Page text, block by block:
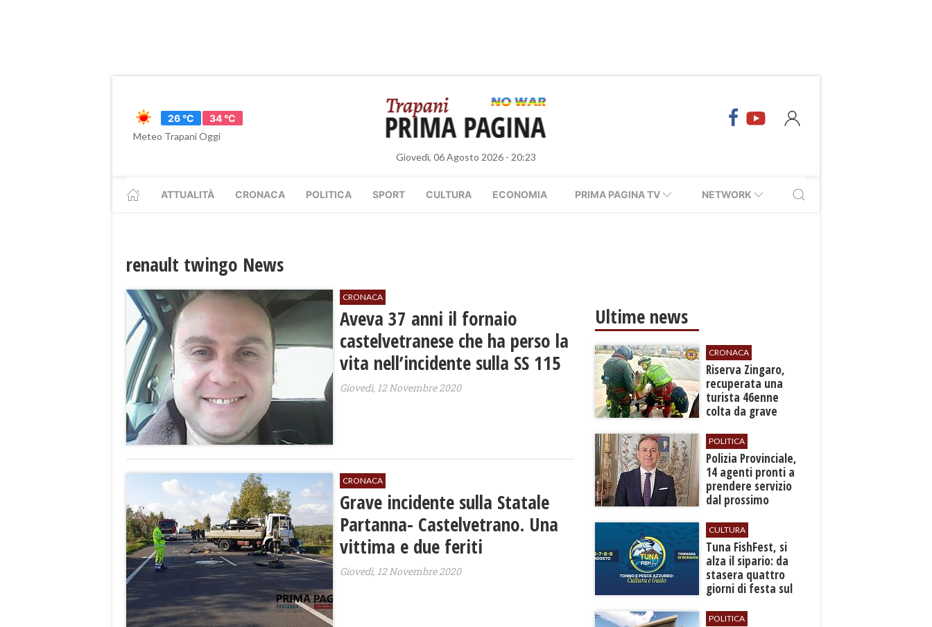
26 °C
34 °C
Meteo Trapani Oggi
Giovedì, 06 Agosto 2026 - 20:23
ATTUALITÀ CRONACA POLITICA SPORT CULTURA ECONOMIA PRIMA PAGINA TV NETWORK
renault twingo News
CRONACA
Aveva 37 anni il fornaio
castelvetranese che ha perso la
vita nell’incidente sulla SS 115
Giovedì, 12 Novembre 2020
CRONACA
Grave incidente sulla Statale
Partanna- Castelvetrano. Una
vittima e due feriti
Giovedì, 12 Novembre 2020
Ultime news
CRONACA
​Riserva Zingaro,
recuperata una
turista 46enne
colta da grave
POLITICA
​Polizia Provinciale,
14 agenti pronti a
prendere servizio
dal prossimo
CULTURA
​Tuna FishFest, si
alza il sipario: da
stasera quattro
giorni di festa sul
POLITICA